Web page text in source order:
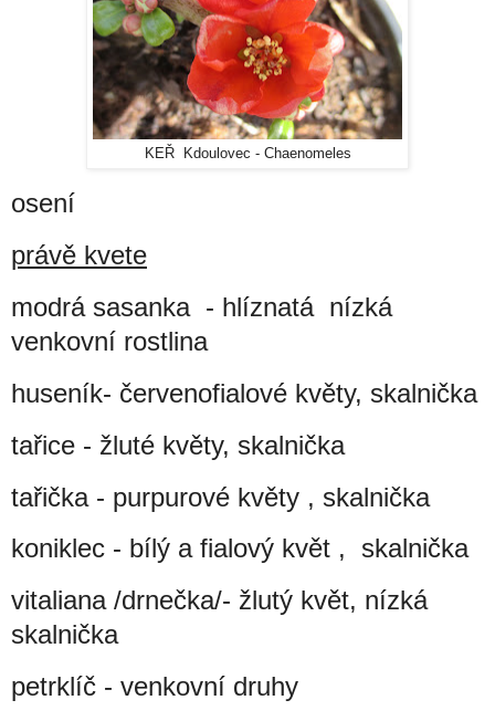
KEŘ Kdoulovec - Chaenomeles
osení
právě kvete
modrá sasanka - hlíznatá nízká
venkovní rostlina
huseník- červenofialové květy, skalnička
tařice - žluté květy, skalnička
tařička - purpurové květy , skalnička
koniklec - bílý a fialový květ , skalnička
vitaliana /drnečka/- žlutý květ, nízká
skalnička
petrklíč - venkovní druhy